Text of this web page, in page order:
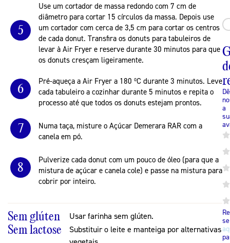
5
Use um cortador de massa redondo com 7 cm de
diâmetro para cortar 15 círculos da massa. Depois use
um cortador com cerca de 3,5 cm para cortar os centros
de cada donut. Transfira os donuts para tabuleiros de
levar à Air Fryer e reserve durante 30 minutos para que
os donuts cresçam ligeiramente.
6
Pré-aqueça a Air Fryer a 180 ºC durante 3 minutos. Leve
cada tabuleiro a cozinhar durante 5 minutos e repita o
processo até que todos os donuts estejam prontos.
7
Numa taça, misture o Açúcar Demerara RAR com a
canela em pó.
8
Pulverize cada donut com um pouco de óleo (para que a
mistura de açúcar e canela cole) e passe na mistura para
cobrir por inteiro.
Sem glúten Usar farinha sem glúten.
Sem lactose
Substituir o leite e manteiga por alternativas
a
se